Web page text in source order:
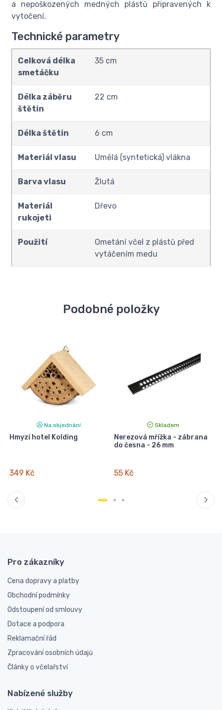
a nepoškozených medných plástů připravených k
vytočení.
Technické parametry
Celková délka
smetáčku
35 cm
Délka záběru
štětin
22 cm
Délka štětin 6 cm
Materiál vlasu Umělá (syntetická) vlákna
Barva vlasu Žlutá
Materiál
rukojeti
Dřevo
Použití
Ometání včel z plástů před
vytáčením medu
Podobné položky
Na objednání
Hmyzí hotel Kolding
349 Kč
Skladem
Nerezová mřížka - zábrana
do česna - 26 mm
55 Kč
Pro zákazníky
Cena dopravy a platby
Obchodní podmínky
Odstoupení od smlouvy
Dotace a podpora
Reklamační řád
Zpracování osobních údajů
Články o včelařství
Nabízené služby